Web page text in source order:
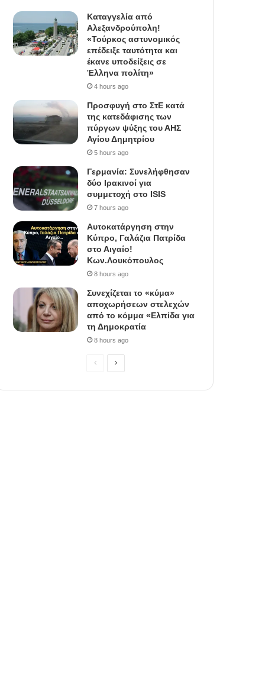
Καταγγελία από
Αλεξανδρούπολη!
«Τούρκος αστυνομικός
επέδειξε ταυτότητα και
έκανε υποδείξεις σε
Έλληνα πολίτη»
4 hours ago
Προσφυγή στο ΣτΕ κατά
της κατεδάφισης των
πύργων ψύξης του ΑΗΣ
Αγίου Δημητρίου
5 hours ago
Γερμανία: Συνελήφθησαν
δύο Ιρακινοί για
συμμετοχή στο ISIS
7 hours ago
Αυτοκατάργηση στην
Κύπρο, Γαλάζια Πατρίδα
στο Αιγαίο!
Κων.Λουκόπουλος
8 hours ago
Συνεχίζεται το «κύμα»
αποχωρήσεων στελεχών
από το κόμμα «Ελπίδα για
τη Δημοκρατία
8 hours ago